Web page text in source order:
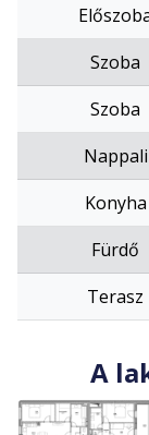
Szoba
Szoba
Nappali
Konyha
Fürdő
Terasz
A